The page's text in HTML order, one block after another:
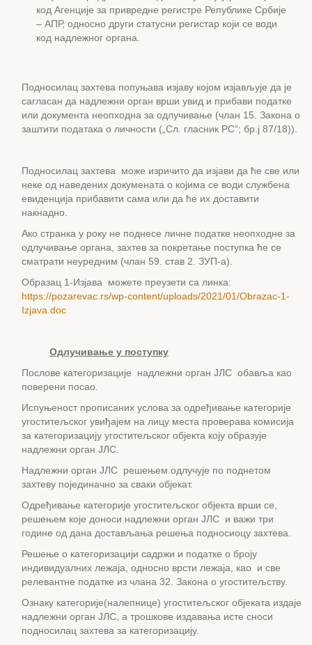
код Агенције за привредне регистре Републике Србије
– АПР, односно други статусни регистар који се води
код надлежног органа.
Подносилац захтева попуњава изјаву којом изјављује да је
сагласан да надлежни орган врши увид и прибави податке
или документа неопходна за одлучивање (члан 15. Закона о
заштити података о личности („Сл. гласник РС“; бр.j 87/18)).
Подносилац захтева може изричито да изјави да ће све или
неке од наведених докумената о којима се води службена
евиденција прибавити сама или да ће их доставити
накнадно.
Ако странка у року не поднесе личне податке неопходне за
одлучивање органа, захтев за покретање поступка ће се
сматрати неуредним (члан 59. став 2. ЗУП-а).
Образац 1-Изјава можете преузети са линка:
https://pozarevac.rs/wp-content/uploads/2021/01/Obrazac-1-
Izjava.doc
Одлучивање у поступку
Послове категоризације надлежни орган ЈЛС обавља као
поверени посао.
Испуњеност прописаних услова за одређивање категорије
угоститељског увиђајем на лицу места проверава комисија
за категоризацију угоститељског објекта коју образује
надлежни орган ЈЛС.
Надлежни орган ЈЛС решењем одлучује по поднетом
захтеву појединачно за сваки објекат.
Одређивање категорије угоститељског објекта врши се,
решењем које доноси надлежни орган ЈЛС и важи три
године од дана достављања решења подносиоцу захтева.
Решење о категоризацији садржи и податке о броју
индивидуалних лежаја, односно врсти лежаја, као и све
релевантне податке из члана 32. Закона о угоститељству.
Ознаку категорије(налепнице) угоститељског објеката издаје
надлежни орган ЈЛС, а трошкове издавања исте сноси
подносилац захтева за категоризацију.